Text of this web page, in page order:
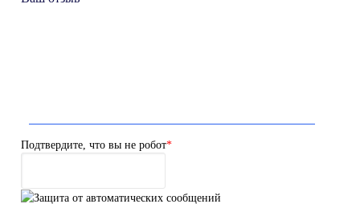
Подтвердите, что вы не робот*